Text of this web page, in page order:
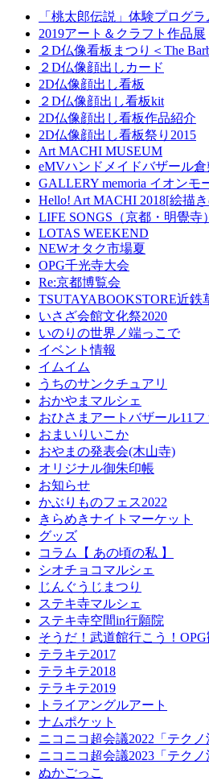
「桃太郎伝説」体験プログラ
2019アート＆クラフト作品展
２D仏像看板まつり＜The
２D仏像顔出しカード
2D仏像顔出し看板
２D仏像顔出し看板kit
2D仏像顔出し看板作品紹介
2D仏像顔出し看板祭り2015
Art MACHI MUSEUM
eMVハンドメイドバザール倉
GALLERY memoria イオンモ
Hello! Art MACHI 2018[絵描
LIFE SONGS（京都・明覺寺）
LOTAS WEEKEND
NEWオタク市場夏
OPG千光寺大会
Re:京都博覧会
TSUTAYABOOKSTORE近鉄
いさざ会館文化祭2020
いのりの世界ノ端っこで
イベント情報
イムイム
うちのサンクチュアリ
おかやまマルシェ
おひさまアートバザール11
おまいりいこか
おやまの発表会(木山寺)
オリジナル御朱印帳
お知らせ
かぶりものフェス2022
きらめきナイトマーケット
グッズ
コラム【 あの頃の私 】
シオチョコマルシェ
じんぐうじまつり
ステキ寺マルシェ
ステキ寺空間in行願院
そうだ！武道館行こう！OPG
テラキテ2017
テラキテ2018
テラキテ2019
トライアングルアート
ナムポケット
ニコニコ超会議2022「テクノ
ニコニコ超会議2023「テクノ
ぬかごっこ